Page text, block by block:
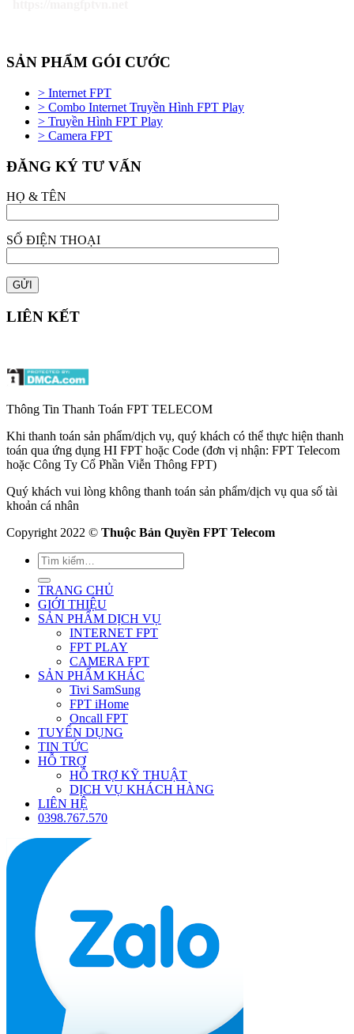
SẢN PHẨM GÓI CƯỚC
> Internet FPT
> Combo Internet Truyền Hình FPT Play
> Truyền Hình FPT Play
> Camera FPT
ĐĂNG KÝ TƯ VẤN
HỌ & TÊN
SỐ ĐIỆN THOẠI
LIÊN KẾT
Thông Tin Thanh Toán FPT TELECOM
Khi thanh toán sản phẩm/dịch vụ, quý khách có thể thực hiện thanh
toán qua ứng dụng HI FPT hoặc Code (đơn vị nhận: FPT Telecom
hoặc Công Ty Cổ Phần Viễn Thông FPT)
Quý khách vui lòng không thanh toán sản phẩm/dịch vụ qua số tài
khoản cá nhân
Copyright 2022 © Thuộc Bản Quyền FPT Telecom
TRANG CHỦ
GIỚI THIỆU
SẢN PHẨM DỊCH VỤ
INTERNET FPT
FPT PLAY
CAMERA FPT
SẢN PHẨM KHÁC
Tivi SamSung
FPT iHome
Oncall FPT
TUYỂN DỤNG
TIN TỨC
HỖ TRỢ
HỖ TRỢ KỸ THUẬT
DỊCH VỤ KHÁCH HÀNG
LIÊN HỆ
0398.767.570